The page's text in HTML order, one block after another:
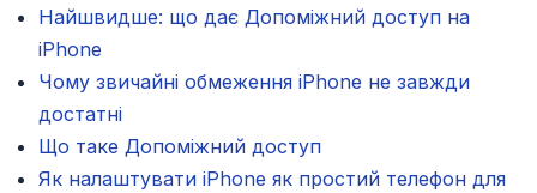
Найшвидше: що дає Допоміжний доступ на
iPhone
Чому звичайні обмеження iPhone не завжди
достатні
Що таке Допоміжний доступ
Як налаштувати iPhone як простий телефон для